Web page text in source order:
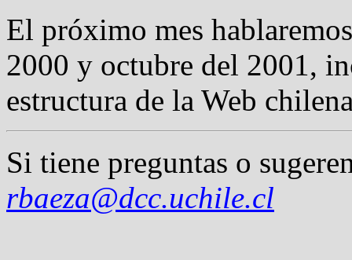
El próximo mes
2000 y octubre del 2001,
estructura de la Web
Si tiene preguntas o
rbaeza@dcc.uchile.cl